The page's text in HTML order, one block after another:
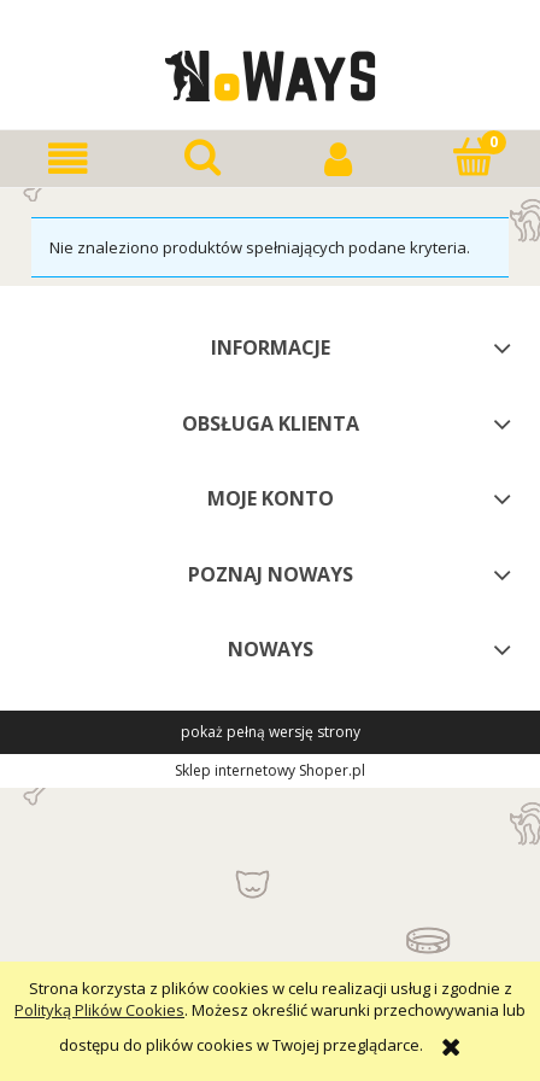
Strona korzysta z plików cookies w celu realizacji usług i zgodnie z
Polityką Plików Cookies. Możesz określić warunki przechowywania lub
dostępu do plików cookies w Twojej przeglądarce.
Nie znaleziono produktów spełniających podane kryteria.
INFORMACJE
OBSŁUGA KLIENTA
MOJE KONTO
POZNAJ NOWAYS
NOWAYS
pokaż pełną wersję strony
Sklep internetowy Shoper.pl